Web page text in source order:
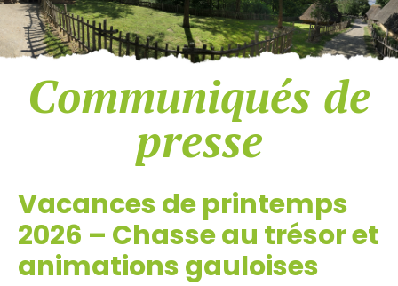
Communiqués de
presse
Vacances de printemps
2026 – Chasse au trésor et
animations gauloises